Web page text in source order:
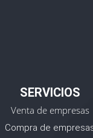
SERVICIOS
Venta de empresas
Compra de